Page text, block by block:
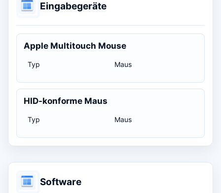
Eingabegeräte
Apple Multitouch Mouse
Typ Maus
HID-konforme Maus
Typ Maus
Software